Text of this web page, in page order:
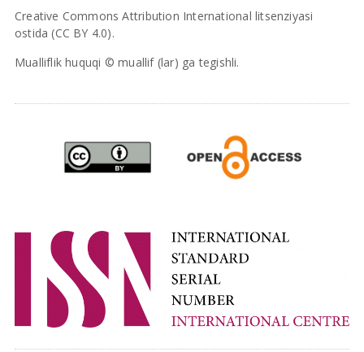
Creative Commons Attribution International litsenziyasi
ostida (CC BY 4.0).
Mualliflik huquqi © muallif (lar) ga tegishli.